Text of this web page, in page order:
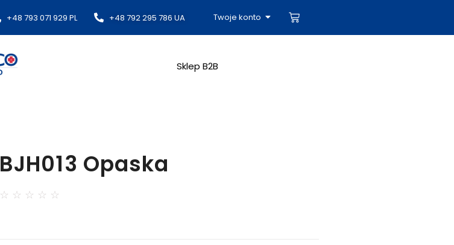
+48 793 071 929 PL +48 792 295 786 UA Twoje konto
Sklep B2B
BJH013 Opaska
☆ ☆ ☆ ☆ ☆